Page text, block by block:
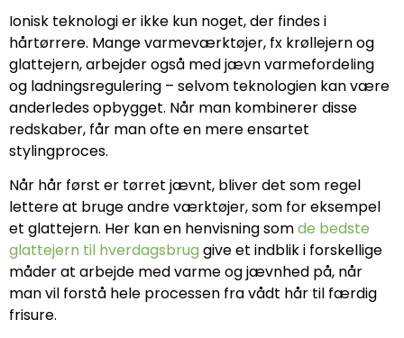
Ionisk teknologi er ikke kun noget, der findes i
hårtørrere. Mange varmeværktøjer, fx krøllejern og
glattejern, arbejder også med jævn varmefordeling
og ladningsregulering – selvom teknologien kan være
anderledes opbygget. Når man kombinerer disse
redskaber, får man ofte en mere ensartet
stylingproces.
Når hår først er tørret jævnt, bliver det som regel
lettere at bruge andre værktøjer, som for eksempel
et glattejern. Her kan en henvisning somde bedste
glattejern til hverdagsbruggive et indblik i forskellige
måder at arbejde med varme og jævnhed på, når
man vil forstå hele processen fra vådt hår til færdig
frisure.